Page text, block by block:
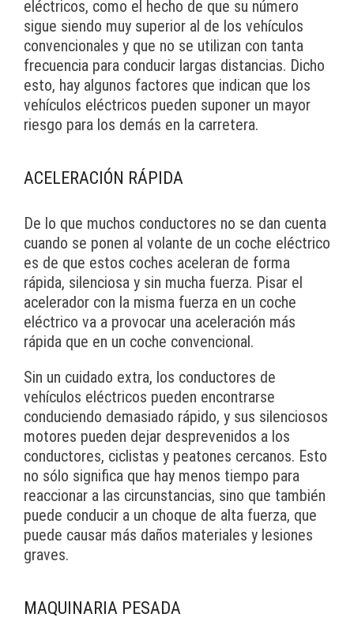
eléctricos, como el hecho de que su número
sigue siendo muy superior al de los vehículos
convencionales y que no se utilizan con tanta
frecuencia para conducir largas distancias. Dicho
esto, hay algunos factores que indican que los
vehículos eléctricos pueden suponer un mayor
riesgo para los demás en la carretera.
ACELERACIÓN RÁPIDA
De lo que muchos conductores no se dan cuenta
cuando se ponen al volante de un coche eléctrico
es de que estos coches aceleran de forma
rápida, silenciosa y sin mucha fuerza. Pisar el
acelerador con la misma fuerza en un coche
eléctrico va a provocar una aceleración más
rápida que en un coche convencional.
Sin un cuidado extra, los conductores de
vehículos eléctricos pueden encontrarse
conduciendo demasiado rápido, y sus silenciosos
motores pueden dejar desprevenidos a los
conductores, ciclistas y peatones cercanos. Esto
no sólo significa que hay menos tiempo para
reaccionar a las circunstancias, sino que también
puede conducir a un choque de alta fuerza, que
puede causar más daños materiales y lesiones
graves.
MAQUINARIA PESADA